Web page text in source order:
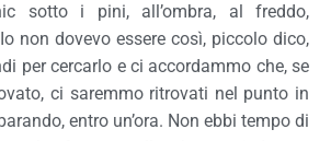
sotto i pini, all’ombra, al freddo,
non dovevo essere così, piccolo dico,
per cercarlo e ci accordammo che, se
ci saremmo ritrovati nel punto in
entro un’ora. Non ebbi tempo di